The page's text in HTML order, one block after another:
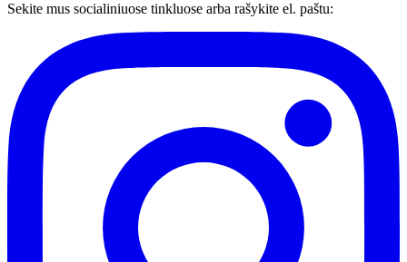
Sekite mus socialiniuose tinkluose arba rašykite el. paštu: